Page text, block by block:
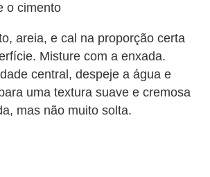
o cimento
areia, e cal na proporção certa
Misture com a enxada.
central, despeje a água e
uma textura suave e cremosa
mas não muito solta.